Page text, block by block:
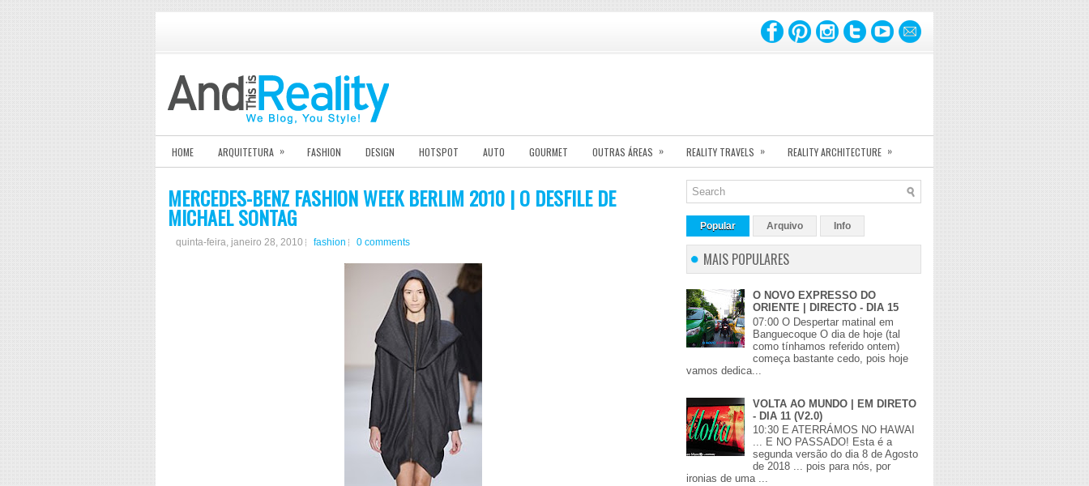
HOME ARQUITETURA » FASHION DESIGN HOTSPOT AUTO GOURMET OUTRAS ÁREAS » REALITY TRAVELS » REALITY ARCHITECTURE »
MERCEDES-BENZ FASHION WEEK BERLIM 2010 | O DESFILE DE
MICHAEL SONTAG
quinta-feira, janeiro 28, 2010 fashion 0 comments
Popular Arquivo Info
MAIS POPULARES
O NOVO EXPRESSO DO
ORIENTE | DIRECTO - DIA 15
07:00 O Despertar matinal em
Banguecoque O dia de hoje (tal
como tínhamos referido ontem)
começa bastante cedo, pois hoje
vamos dedica...
VOLTA AO MUNDO | EM DIRETO
- DIA 11 (V2.0)
10:30 E ATERRÁMOS NO HAWAI
... E NO PASSADO! Esta é a
segunda versão do dia 8 de Agosto
de 2018 ... pois para nós, por
ironias de uma ...